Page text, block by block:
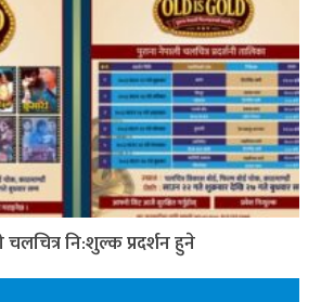
नि:शुल्क प्रदर्शन हुने